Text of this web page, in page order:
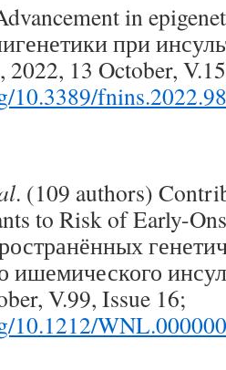
in
при
, 2022, 13 October,
10.3389/
. (109 authors)
to Risk of Early-
ишемического
V.99, Issue 16;
10.1212/